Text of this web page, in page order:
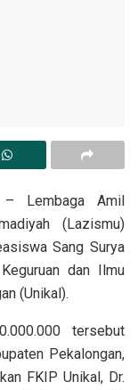
– Lembaga Amil
(Lazismu)
Sang Surya
dan Ilmu
(Unikal).
tersebut
Pekalongan,
FKIP Unikal, Dr.